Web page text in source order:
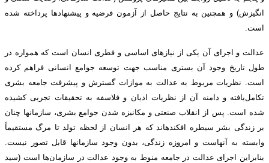
انگیزش) و همچنین به نتایج حاصل از آزمون فرضیه و پیشنهادها پرداخته شده
است.
عدالت و اجرای آن یکی از نیازهای اساسی و فطری انسان است که همواره در
طول تاریخ وجود آن بستری مناسب جهت توسعه جوامع انسانی فراهم کرده
است. نظریات مربوط به عدالت به موازات گسترش و پیشرفت جامعه بشری
تکامل‌یافته و دامنه آن از نظریات ادیان و فلاسفه به تحقیقات تجربی کشیده
شده است. پس از انقلاب صنعتی و مکانیزه شدن جوامع بشری، سازمان­ها چنان
بر زندگی بشر سیطره افکنده­اند که هر انسان از لحظه تولد تا مرگ مستقیماً
وابسته به آنهاست و امروزه زندگی، بدون وجود سازمان­ها قابل تصور نیست.
بنابراین اجرای عدالت در جامعه منوط به وجود عدالت در سازمان‌ها است (سید